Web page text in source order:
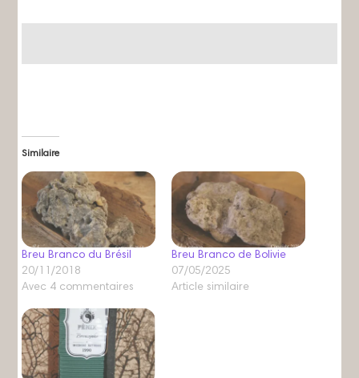
Similaire
Breu Branco du Brésil
20/11/2018
Avec 4 commentaires
Breu Branco de Bolivie
07/05/2025
Article similaire